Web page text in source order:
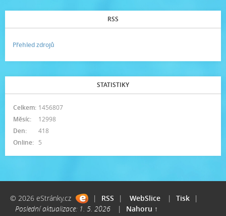
RSS
Přehled zdrojů
STATISTIKY
Online: 5
Celkem: 1456807
Měsíc:
12998
Den:
418
© 2026 eStránky.cz | RSS | WebSlice | Tisk
|
Poslední aktualizace: 1. 5. 2026
| Nahoru ↑